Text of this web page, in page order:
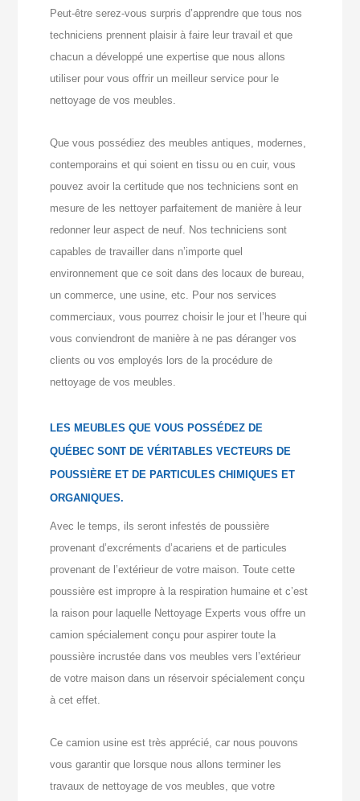
Peut-être serez-vous surpris d’apprendre que tous nos
techniciens prennent plaisir à faire leur travail et que
chacun a développé une expertise que nous allons
utiliser pour vous offrir un meilleur service pour le
nettoyage de vos meubles.
Que vous possédiez des meubles antiques, modernes,
contemporains et qui soient en tissu ou en cuir, vous
pouvez avoir la certitude que nos techniciens sont en
mesure de les nettoyer parfaitement de manière à leur
redonner leur aspect de neuf. Nos techniciens sont
capables de travailler dans n’importe quel
environnement que ce soit dans des locaux de bureau,
un commerce, une usine, etc. Pour nos services
commerciaux, vous pourrez choisir le jour et l’heure qui
vous conviendront de manière à ne pas déranger vos
clients ou vos employés lors de la procédure de
nettoyage de vos meubles.
LES MEUBLES QUE VOUS POSSÉDEZ DE
QUÉBEC SONT DE VÉRITABLES VECTEURS DE
POUSSIÈRE ET DE PARTICULES CHIMIQUES ET
ORGANIQUES.
Avec le temps, ils seront infestés de poussière
provenant d’excréments d’acariens et de particules
provenant de l’extérieur de votre maison. Toute cette
poussière est impropre à la respiration humaine et c’est
la raison pour laquelle Nettoyage Experts vous offre un
camion spécialement conçu pour aspirer toute la
poussière incrustée dans vos meubles vers l’extérieur
de votre maison dans un réservoir spécialement conçu
à cet effet.
Ce camion usine est très apprécié, car nous pouvons
vous garantir que lorsque nous allons terminer les
travaux de nettoyage de vos meubles, que votre